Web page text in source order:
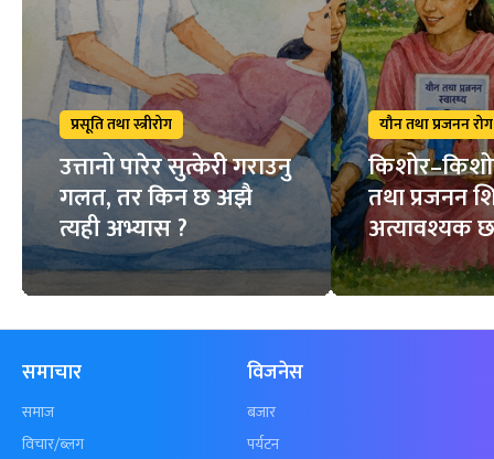
प्रसूति तथा स्त्रीरोग
उत्तानो पारेर सुत्केरी गराउनु
गलत, तर किन छ अझै
त्यही अभ्यास ?
यौन तथा प्रजनन रोग
तथा प्रजनन
अत्यावश्यक
समाचार
समाज
विचार/ब्लग
विजनेस
बजार
पर्यटन